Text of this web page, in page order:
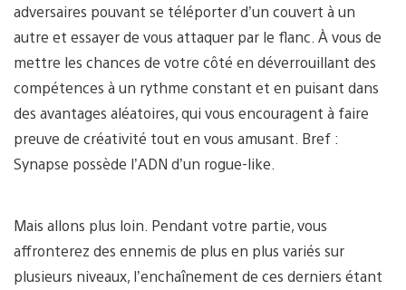
adversaires pouvant se téléporter d’un couvert à un
autre et essayer de vous attaquer par le flanc. À vous de
mettre les chances de votre côté en déverrouillant des
compétences à un rythme constant et en puisant dans
des avantages aléatoires, qui vous encouragent à faire
preuve de créativité tout en vous amusant. Bref :
Synapse possède l’ADN d’un rogue-like.
Mais allons plus loin. Pendant votre partie, vous
affronterez des ennemis de plus en plus variés sur
plusieurs niveaux, l’enchaînement de ces derniers étant